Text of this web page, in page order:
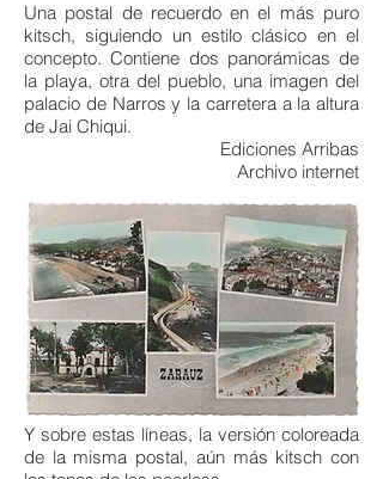
Una postal de recuerdo en el más puro
kitsch, siguiendo un estilo clásico en el
concepto. Contiene dos panorámicas de
la playa, otra del pueblo, una imagen del
palacio de Narros y la carretera a la altura
de Jai Chiqui.
Ediciones Arribas
Archivo internet
Y sobre estas líneas, la versión coloreada
de la misma postal, aún más kitsch con